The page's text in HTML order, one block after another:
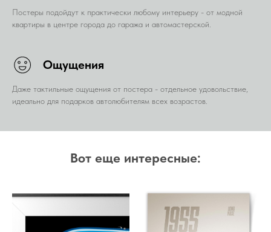
Постеры подойдут к практически любому интерьеру - от модной
квартиры в центре города до гаража и автомастерской.
Ощущения
Даже тактильные ощущения от постера - отдельное удовольствие,
идеально для подарков автолюбителям всех возрастов.
Вот еще интересные: